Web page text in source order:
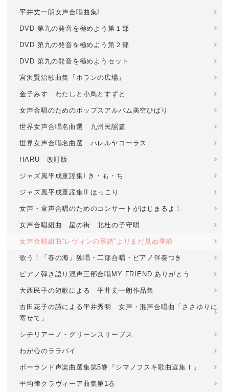
平井丈一朗女声合唱曲集I
DVD 第九の発音を極めよう第１部
DVD 第九の発音を極めよう第２部
DVD 第九の発音を極めようセット
宮沢賢治歌曲集『ポランの広場』
金子みすゞわたしと小鳥とすずと
女声合唱のためのポップスアルバム美空ひばり
世界女声合唱名曲選 九州民謡篇
世界女声合唱名曲選 ハレルヤコーラス
HARU 改訂版
ジャズ風平成童謡集I き・も・ち
ジャズ風平成童謡集II ほっこり
女声・童声合唱のためのコンサートがはじまるよ！
女声合唱組曲 星の街 北杜の子守唄
女声合唱組曲“レヴィンの系譜”よりまだ見ぬ季節
歌う！「春の海」独唱・二部合唱・ピアノ伴奏つき
ピアノ弾き語り混声三部合唱MY FRIEND ありがとう
大西民子の短歌による 平井丈一朗作品集
古田花子の詩による平井秀明 女声・混声合唱曲「ささゆりに
寄せて」
シチリアーノ・グリーンスリーブス
わが心のララバイ
ポーランド声楽曲選集第5巻『シマノフスキ歌曲選集Ⅰ』
平均律クラヴィーア曲集第1巻